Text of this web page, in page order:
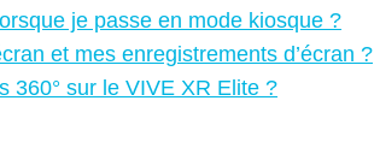
je passe en mode kiosque ?
et mes enregistrements d’écran ?
360° sur le VIVE XR Elite ?